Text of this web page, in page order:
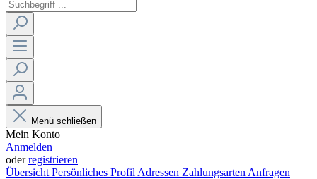
Menü schließen
Mein Konto
Anmelden
oderregistrieren
Übersicht Persönliches Profil Adressen Zahlungsarten Anfragen